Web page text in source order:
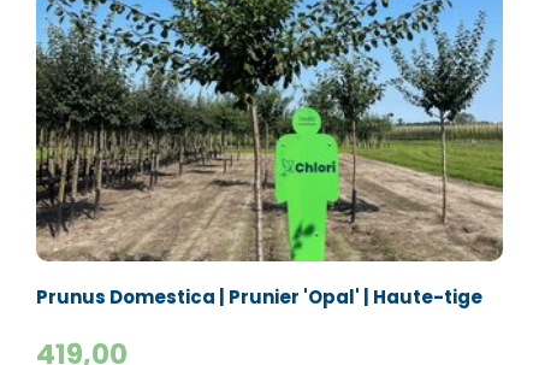
Prunus Domestica | Prunier 'Opal' | Haute-tige
419,00